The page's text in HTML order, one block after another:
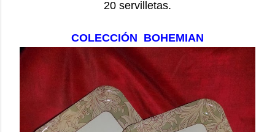
20 servilletas.
COLECCIÓN BOHEMIAN